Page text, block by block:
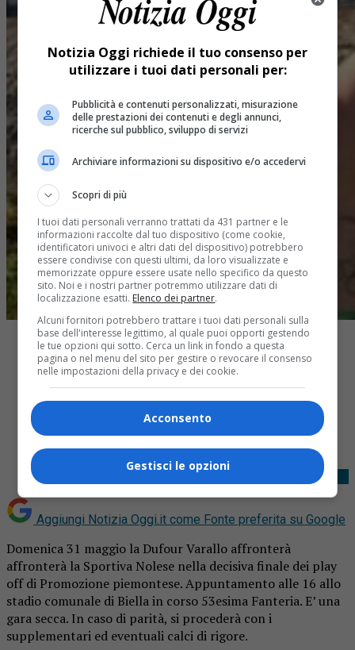
Tweet
Aggiungi Notizia Oggi.it come Fonte preferita su Google
Domenica 31 maggio la Dufour Varallo affronterà
affronterà la Sportiva Nolese nella decisiva finale dei play
off di Promozione piemontese. Appuntamento alle 16 allo
stadio comunale di Biella in corso 53esima Fanteria. E’ una
gara secca. In caso di parità, si procederà con i
supplementari ed eventuali calci di rigore.
Notizia Oggi richiede il tuo consenso per
utilizzare i tuoi dati personali per:
Pubblicità e contenuti personalizzati, misurazione
delle prestazioni dei contenuti e degli annunci,
ricerche sul pubblico, sviluppo di servizi
Archiviare informazioni su dispositivo e/o accedervi
Scopri di più
I tuoi dati personali verranno trattati da 431 partner e le
informazioni raccolte dal tuo dispositivo (come cookie,
identificatori univoci e altri dati del dispositivo) potrebbero
essere condivise con questi ultimi, da loro visualizzate e
memorizzate oppure essere usate nello specifico da questo
sito. Noi e i nostri partner potremmo utilizzare dati di
localizzazione esatti. Elenco dei partner.
Alcuni fornitori potrebbero trattare i tuoi dati personali sulla
base dell'interesse legittimo, al quale puoi opporti gestendo
le tue opzioni qui sotto. Cerca un link in fondo a questa
pagina o nel menu del sito per gestire o revocare il consenso
nelle impostazioni della privacy e dei cookie.
Acconsento
Gestisci le opzioni